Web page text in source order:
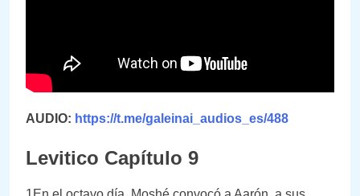
AUDIO: https://t.me/galeinai_audios_es/488
Levitico Capítulo 9